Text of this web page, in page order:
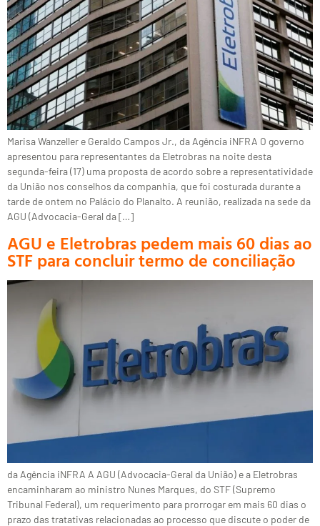
Marisa Wanzeller e Geraldo Campos Jr., da Agência iNFRA O governo
apresentou para representantes da Eletrobras na noite desta
segunda-feira (17) uma proposta de acordo sobre a representatividade
da União nos conselhos da companhia, que foi costurada durante a
tarde de ontem no Palácio do Planalto. A reunião, realizada na sede da
AGU (Advocacia-Geral da […]
AGU e Eletrobras pedem mais 60 dias ao
STF para concluir termo de conciliação
da Agência iNFRA A AGU (Advocacia-Geral da União) e a Eletrobras
encaminharam ao ministro Nunes Marques, do STF (Supremo
Tribunal Federal), um requerimento para prorrogar em mais 60 dias o
prazo das tratativas relacionadas ao processo que discute o poder de